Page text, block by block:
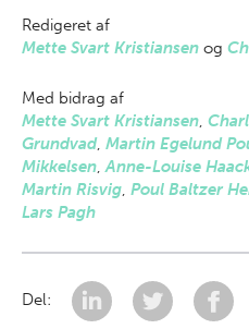
Redigeret af
Mette Svart Kristiansen og
Med bidrag af
Mette Svart Kristiansen,
Grundvad, Martin Egelund
Mikkelsen,Anne-Louise
Martin Risvig, Poul Baltzer
Lars Pagh
Del: